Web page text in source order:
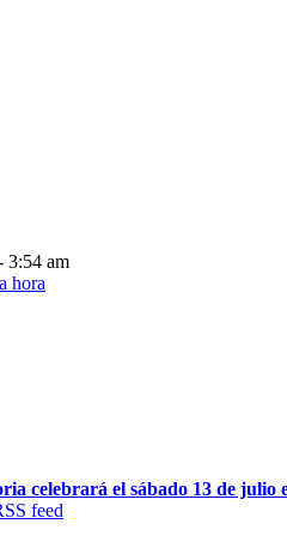
3:54 am
celebrará el sábado 13 de julio